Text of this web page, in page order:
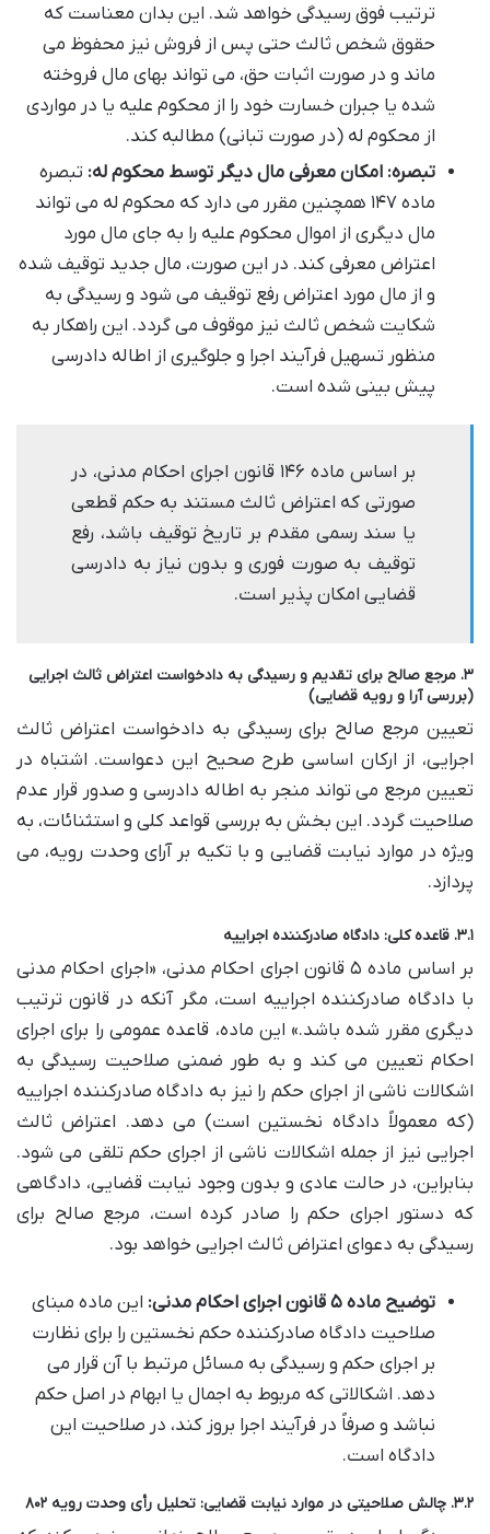
ترتیب فوق رسیدگی خواهد شد. این بدان معناست که
حقوق شخص ثالث حتی پس از فروش نیز محفوظ می
ماند و در صورت اثبات حق، می تواند بهای مال فروخته
شده یا جبران خسارت خود را از محکوم علیه یا در مواردی
از محکوم له (در صورت تبانی) مطالبه کند.
تبصره: امکان معرفی مال دیگر توسط محکوم له: تبصره
ماده ۱۴۷ همچنین مقرر می دارد که محکوم له می تواند
مال دیگری از اموال محکوم علیه را به جای مال مورد
اعتراض معرفی کند. در این صورت، مال جدید توقیف شده
و از مال مورد اعتراض رفع توقیف می شود و رسیدگی به
شکایت شخص ثالث نیز موقوف می گردد. این راهکار به
منظور تسهیل فرآیند اجرا و جلوگیری از اطاله دادرسی
پیش بینی شده است.
بر اساس ماده ۱۴۶ قانون اجرای احکام مدنی، در
صورتی که اعتراض ثالث مستند به حکم قطعی
یا سند رسمی مقدم بر تاریخ توقیف باشد، رفع
توقیف به صورت فوری و بدون نیاز به دادرسی
قضایی امکان پذیر است.
۳. مرجع صالح برای تقدیم و رسیدگی به دادخواست اعتراض ثالث اجرایی
(بررسی آرا و رویه قضایی)
تعیین مرجع صالح برای رسیدگی به دادخواست اعتراض ثالث
اجرایی، از ارکان اساسی طرح صحیح این دعواست. اشتباه در
تعیین مرجع می تواند منجر به اطاله دادرسی و صدور قرار عدم
صلاحیت گردد. این بخش به بررسی قواعد کلی و استثنائات، به
ویژه در موارد نیابت قضایی و با تکیه بر آرای وحدت رویه، می
پردازد.
۳.۱. قاعده کلی: دادگاه صادرکننده اجراییه
بر اساس ماده ۵ قانون اجرای احکام مدنی، «اجرای احکام مدنی
با دادگاه صادرکننده اجراییه است، مگر آنکه در قانون ترتیب
دیگری مقرر شده باشد.» این ماده، قاعده عمومی را برای اجرای
احکام تعیین می کند و به طور ضمنی صلاحیت رسیدگی به
اشکالات ناشی از اجرای حکم را نیز به دادگاه صادرکننده اجراییه
(که معمولاً دادگاه نخستین است) می دهد. اعتراض ثالث
اجرایی نیز از جمله اشکالات ناشی از اجرای حکم تلقی می شود.
بنابراین، در حالت عادی و بدون وجود نیابت قضایی، دادگاهی
که دستور اجرای حکم را صادر کرده است، مرجع صالح برای
رسیدگی به دعوای اعتراض ثالث اجرایی خواهد بود.
توضیح ماده ۵ قانون اجرای احکام مدنی:
این ماده مبنای
صلاحیت دادگاه صادرکننده حکم نخستین را برای نظارت
بر اجرای حکم و رسیدگی به مسائل مرتبط با آن قرار می
دهد. اشکالاتی که مربوط به اجمال یا ابهام در اصل حکم
نباشد و صرفاً در فرآیند اجرا بروز کند، در صلاحیت این
دادگاه است.
۳.۲. چالش صلاحیتی در موارد نیابت قضایی: تحلیل رأی وحدت رویه ۸۰۲